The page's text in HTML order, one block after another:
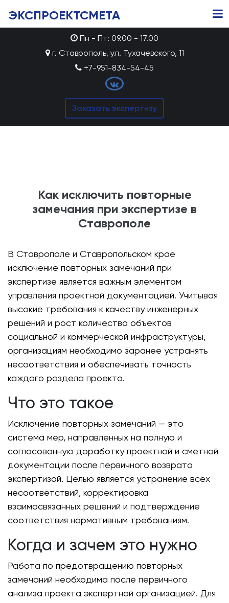
ЭКСПРОЕКТСМЕТА
Пн - Пт: 09.00 - 17.00
г. Ставрополь, ул. Тухачевского, 11
+7-951-834-54-45
Заказать экспертизу
Как исключить повторные
замечания при экспертизе в
Ставрополе
В Ставрополе и Ставропольском крае
исключение повторных замечаний при
экспертизе является важным элементом
управления проектной документацией. Учитывая
высокие требования к качеству инженерных
решений и рост количества объектов
социальной и коммерческой инфраструктуры,
организациям необходимо заранее устранять
несоответствия и обеспечивать точность
каждого раздела проекта.
Что это такое
Исключение повторных замечаний — это
система мер, направленных на полную и
согласованную доработку проектной и сметной
документации после первичного возврата
экспертизой. Целью является устранение всех
несоответствий, корректировка
взаимосвязанных решений и подтверждение
соответствия нормативным требованиям.
Когда и зачем это нужно
Работа по предотвращению повторных
замечаний необходима после первичного
анализа проекта экспертной организацией. Для